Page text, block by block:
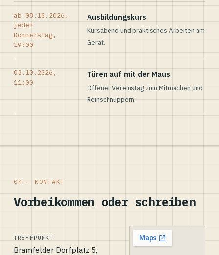
ab 08.10.2026,
jeden
Donnerstag,
19:00
Ausbildungskurs
Kursabend und praktisches Arbeiten am
Gerät.
03.10.2026,
11:00
Türen auf mit der Maus
Offener Vereinstag zum Mitmachen und
Reinschnuppern.
04 — KONTAKT
Vorbeikommen oder schreiben
TREFFPUNKT
Bramfelder Dorfplatz 5,